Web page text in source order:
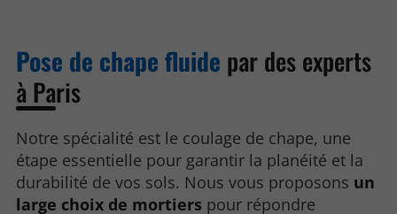
Pose de chape fluide par des experts
à Paris
Notre spécialité est le coulage de chape, une
étape essentielle pour garantir la planéité et la
durabilité de vos sols. Nous vous proposons un
large choix de mortiers pour répondre